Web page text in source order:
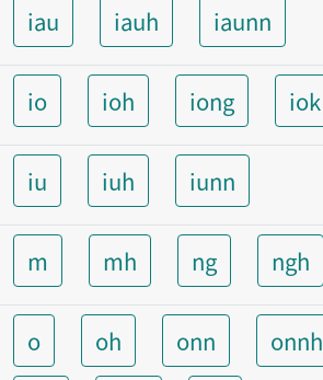
iau iauh iaunn
io ioh iong iok
iu iuh iunn
m mh ng ngh
o oh onn onnh